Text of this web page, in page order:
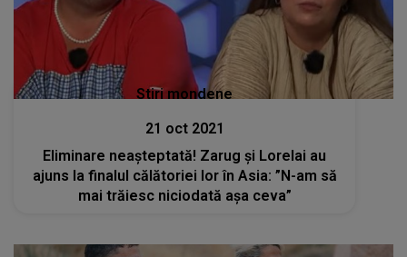
Stiri mondene
21 oct 2021
Eliminare neașteptată! Zarug și Lorelai au
ajuns la finalul călătoriei lor în Asia: ”N-am să
mai trăiesc niciodată așa ceva”